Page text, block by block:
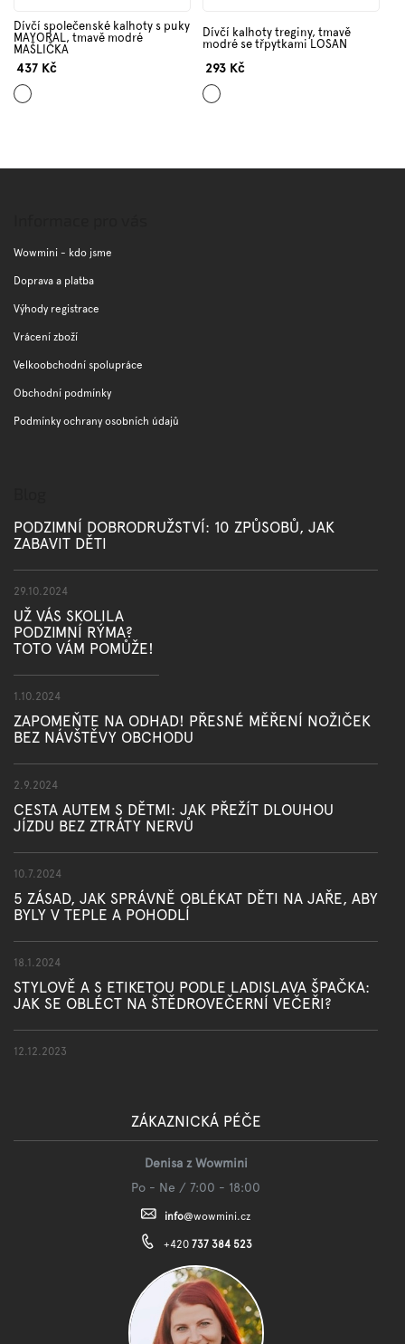
Dívčí společenské kalhoty s puky
MAYORAL, tmavě modré
MAŠLIČKA
437 Kč
Tmavě
modrá
Dívčí kalhoty treginy, tmavě
modré se třpytkami LOSAN
293 Kč
Tmavě
modrá
Wowmini - kdo jsme
Doprava a platba
Výhody registrace
Vrácení zboží
Velkoobchodní spolupráce
Obchodní podmínky
Podmínky ochrany osobních údajů
PODZIMNÍ DOBRODRUŽSTVÍ: 10 ZPŮSOBŮ, JAK
ZABAVIT DĚTI
29.10.2024
UŽ VÁS SKOLILA
PODZIMNÍ RÝMA?
TOTO VÁM POMŮŽE!
1.10.2024
ZAPOMEŇTE NA ODHAD! PŘESNÉ MĚŘENÍ NOŽIČEK
BEZ NÁVŠTĚVY OBCHODU
2.9.2024
CESTA AUTEM S DĚTMI: JAK PŘEŽÍT DLOUHOU
JÍZDU BEZ ZTRÁTY NERVŮ
10.7.2024
5 ZÁSAD, JAK SPRÁVNĚ OBLÉKAT DĚTI NA JAŘE, ABY
BYLY V TEPLE A POHODLÍ
18.1.2024
STYLOVĚ A S ETIKETOU PODLE LADISLAVA ŠPAČKA:
JAK SE OBLÉCT NA ŠTĚDROVEČERNÍ VEČEŘI?
12.12.2023
ZÁKAZNICKÁ PÉČE
Denisa z Wowmini
Po - Ne / 7:00 - 18:00
info@wowmini.cz
+420 737 384 523